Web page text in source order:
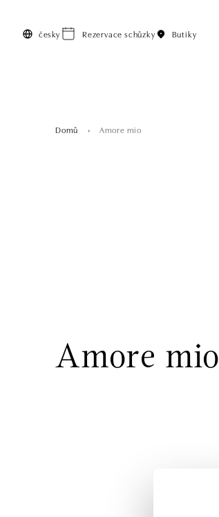
česky Rezervace schůzky Butiky
Domů Amore mio
Amore mio